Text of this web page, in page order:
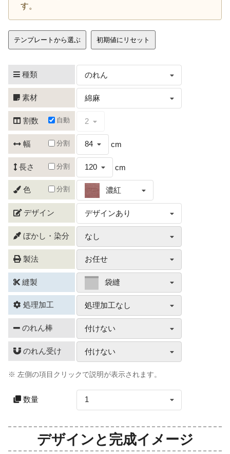
す。
テンプレートから選ぶ 初期値にリセット
種類 のれん
素材 綿麻
割数 自動 2
幅 分割 84 cm
長さ 分割 120 cm
色 分割 濃紅
デザイン デザインあり
ぼかし・染分 なし
製法 お任せ
縫製 袋縫
処理加工 処理加工なし
のれん棒 付けない
のれん受け 付けない
※ 左側の項目クリックで説明が表示されます。
数量 1
デザインと完成イメージ